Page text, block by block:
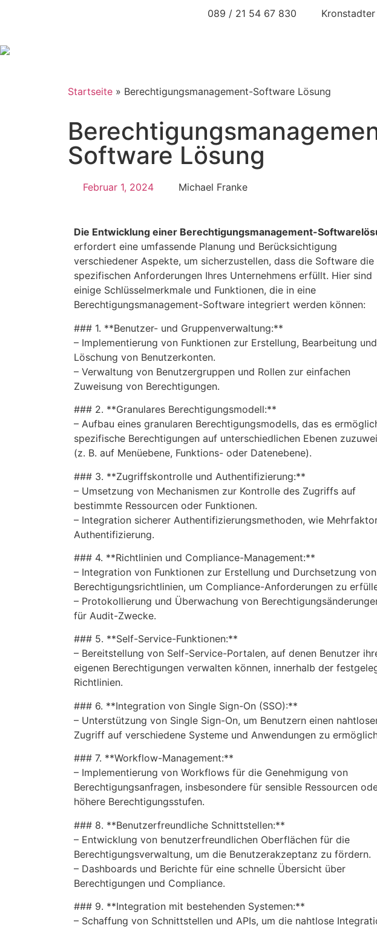
089 / 21 54 67 830
Startseite » Berechtigungsmanagement-Software Lösung
Software Lösung
Februar 1, 2024 Michael Franke
Die Entwicklung einer Berechtigungsmanagement-
erfordert eine umfassende Planung und Berücksichtigung
verschiedener Aspekte, um sicherzustellen, dass die Software die
spezifischen Anforderungen Ihres Unternehmens erfüllt. Hier sind
einige Schlüsselmerkmale und Funktionen, die in eine
Berechtigungsmanagement-Software integriert werden können:
### 1. **Benutzer- und Gruppenverwaltung:**
– Implementierung von Funktionen zur Erstellung, Bearbeitung und
Löschung von Benutzerkonten.
– Verwaltung von Benutzergruppen und Rollen zur einfachen
Zuweisung von Berechtigungen.
### 2. **Granulares Berechtigungsmodell:**
– Aufbau eines granularen Berechtigungsmodells, das es
spezifische Berechtigungen auf unterschiedlichen Ebenen
(z. B. auf Menüebene, Funktions- oder Datenebene).
### 3. **Zugriffskontrolle und Authentifizierung:**
– Umsetzung von Mechanismen zur Kontrolle des Zugriffs auf
bestimmte Ressourcen oder Funktionen.
– Integration sicherer Authentifizierungsmethoden, wie
Authentifizierung.
### 4. **Richtlinien und Compliance-Management:**
– Integration von Funktionen zur Erstellung und Durchsetzung von
Berechtigungsrichtlinien, um Compliance-Anforderungen zu
– Protokollierung und Überwachung von
für Audit-Zwecke.
### 5. **Self-Service-Funktionen:**
– Bereitstellung von Self-Service-Portalen, auf denen Benutzer
eigenen Berechtigungen verwalten können, innerhalb der
Richtlinien.
### 6. **Integration von Single Sign-On (SSO):**
– Unterstützung von Single Sign-On, um Benutzern einen
Zugriff auf verschiedene Systeme und Anwendungen zu
### 7. **Workflow-Management:**
– Implementierung von Workflows für die Genehmigung von
Berechtigungsanfragen, insbesondere für sensible Ressourcen
höhere Berechtigungsstufen.
### 8. **Benutzerfreundliche Schnittstellen:**
– Entwicklung von benutzerfreundlichen Oberflächen für die
Berechtigungsverwaltung, um die Benutzerakzeptanz zu fördern.
– Dashboards und Berichte für eine schnelle Übersicht über
Berechtigungen und Compliance.
### 9. **Integration mit bestehenden Systemen:**
– Schaffung von Schnittstellen und APIs, um die nahtlose